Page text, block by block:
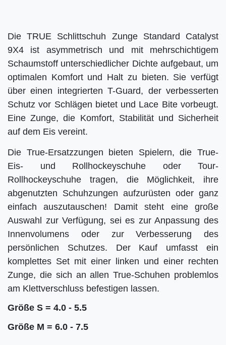
Die TRUE Schlittschuh Zunge Standard Catalyst
9X4 ist asymmetrisch und mit mehrschichtigem
Schaumstoff unterschiedlicher Dichte aufgebaut, um
optimalen Komfort und Halt zu bieten. Sie verfügt
über einen integrierten T-Guard, der verbesserten
Schutz vor Schlägen bietet und Lace Bite vorbeugt.
Eine Zunge, die Komfort, Stabilität und Sicherheit
auf dem Eis vereint.
Die True-Ersatzzungen bieten Spielern, die True-
Eis- und Rollhockeyschuhe oder Tour-
Rollhockeyschuhe tragen, die Möglichkeit, ihre
abgenutzten Schuhzungen aufzurüsten oder ganz
einfach auszutauschen! Damit steht eine große
Auswahl zur Verfügung, sei es zur Anpassung des
Innenvolumens oder zur Verbesserung des
persönlichen Schutzes. Der Kauf umfasst ein
komplettes Set mit einer linken und einer rechten
Zunge, die sich an allen True-Schuhen problemlos
am Klettverschluss befestigen lassen.
Größe S = 4.0 - 5.5
Größe M = 6.0 - 7.5